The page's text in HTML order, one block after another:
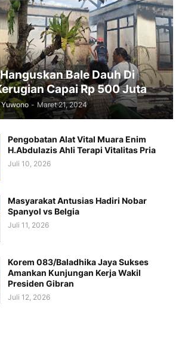
Bale Dauh Di
Capai Rp 500 Juta
- Maret 21, 2024
Pengobatan Alat Vital Muara Enim
H.Abdulazis Ahli Terapi Vitalitas Pria
Juli 10, 2026
Masyarakat Antusias Hadiri Nobar
Spanyol vs Belgia
Juli 11, 2026
Korem 083/Baladhika Jaya Sukses
Amankan Kunjungan Kerja Wakil
Presiden Gibran
Juli 12, 2026